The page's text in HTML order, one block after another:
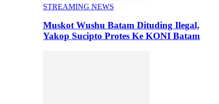
STREAMING NEWS
Muskot Wushu Batam Dituding Ilegal,
Yakop Sucipto Protes Ke KONI Batam